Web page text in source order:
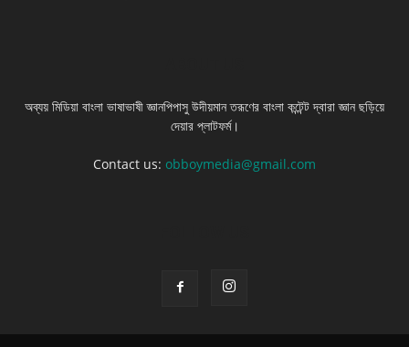
অব্যয় মিডিয়া বাংলা ভাষাভাষী জ্ঞানপিপাসু উদীয়মান তরূণের বাংলা কন্টেন্ট দ্বারা জ্ঞান ছড়িয়ে
দেয়ার প্লাটফর্ম।
Contact us: obboymedia@gmail.com